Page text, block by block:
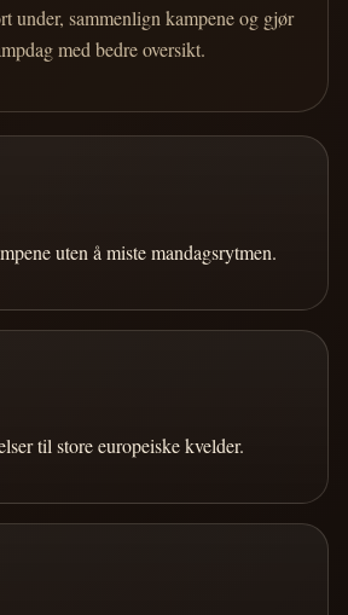
under, sammenlign kampene og gjør
med bedre oversikt.
uten å miste mandagsrytmen.
til store europeiske kvelder.